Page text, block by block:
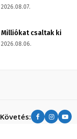
2026.08.07.
Milliókat csaltak ki
2026.08.06.
Követés: